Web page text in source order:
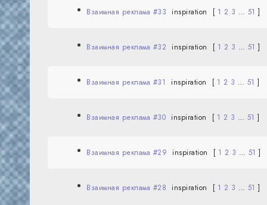
Взаимная реклама #33 inspiration [ 1 2 3 … 51 ]
Взаимная реклама #32 inspiration [ 1 2 3 … 51 ]
Взаимная реклама #31 inspiration [ 1 2 3 … 51 ]
Взаимная реклама #30 inspiration [ 1 2 3 … 51 ]
Взаимная реклама #29 inspiration [ 1 2 3 … 51 ]
Взаимная реклама #28 inspiration [ 1 2 3 … 51 ]